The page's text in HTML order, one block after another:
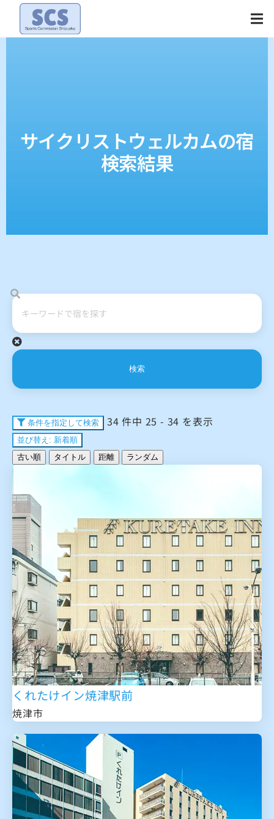
Skip
content
サイクリストウェルカムの宿
検索結果
検索
条件を指定して検索 34 件中 25 - 34 を表示
並び替え: 新着順
古い順
タイトル 距離 ランダム
くれたけイン焼津駅前
焼津市